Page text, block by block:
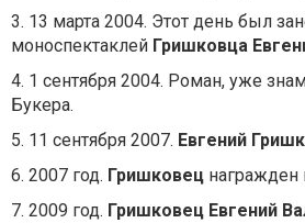
3. 13 марта 2004. Этот день был
моноспектаклей Гришковца
4. 1 сентября 2004. Роман, уже
Букера.
5. 11 сентября 2007. Евгений
6. 2007 год. Гришковец
7. 2009 год. Гришковец Евгений